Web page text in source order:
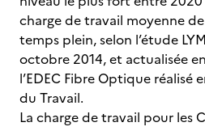
charge de travail moyenne
temps plein, selon l’étude
octobre 2014, et actualisée
l’EDEC Fibre Optique réalisé
du Travail.
La charge de travail pour les